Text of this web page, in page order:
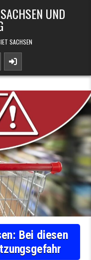
UND
SACHSEN
Bei diesen